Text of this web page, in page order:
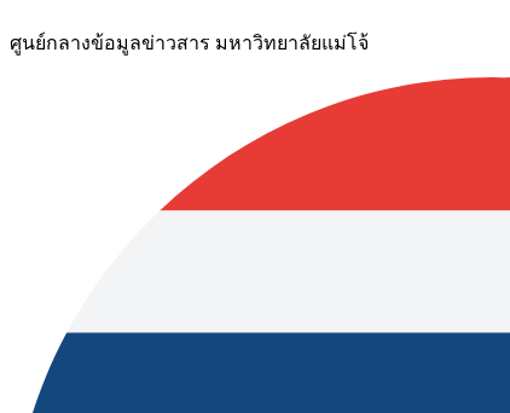
ศูนย์กลางข้อมูลข่าวสาร มหาวิทยาลัยแม่โจ้